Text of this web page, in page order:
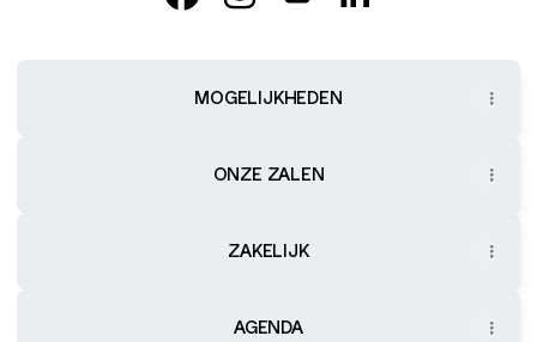
MOGELIJKHEDEN
ONZE ZALEN
ZAKELIJK
AGENDA